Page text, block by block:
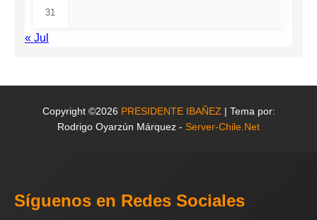
31
« Jul
Copyright ©2026 PRESIDENTE IBAÑEZ | Tema por:
Rodrigo Oyarzún Márquez - Server-Chile.Net
Síguenos en Redes Sociales